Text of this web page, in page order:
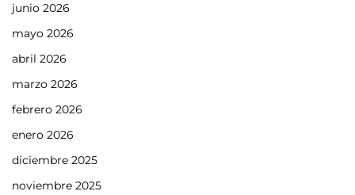
junio 2026
mayo 2026
abril 2026
marzo 2026
febrero 2026
enero 2026
diciembre 2025
noviembre 2025